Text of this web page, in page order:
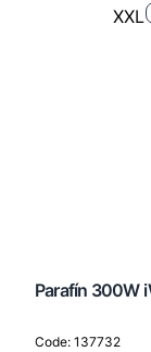
Parafín 300W
Code: 137732